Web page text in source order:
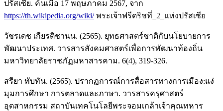
ปรัสเซีย. ค้นเมื่อ 17 พฤษภาคม 2567, จาก
https://th.wikipedia.org/wiki/พระเจ้าฟรีดริชที่_2_แห่งปรัสเซีย
วัชรเดช เกียรติชานน. (2565). ยุทธศาสตร์ชาติกับนโยบายการ
พัฒนาประเทศ. วารสารสังคมศาสตร์เพื่อการพัฒนาท้องถิ่น
มหาวิทยาลัยราชภัฏมหาสารคาม. 6(4), 319-326.
สรียา ทับทัน. (2565). ปรากฏการณ์การสื่อสารทางการเมือง:แง่
มุมการศึกษา การตลาดและภาษา. วารสารครุศาสตร์
อุตสาหกรรม สถาบันเทคโนโลยีพระจอมเกล้าเจ้าคุณทหาร